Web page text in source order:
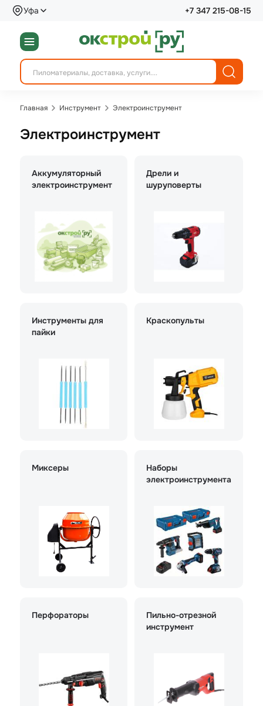
Уфа +7 347 215-08-15
Главная Инструмент Электроинструмент
Электроинструмент
Аккумуляторный
электроинструмент
Дрели и
шуруповерты
Инструменты для
пайки
Краскопульты
Миксеры
Наборы
электроинструмента
Перфораторы
Пильно-отрезной
инструмент